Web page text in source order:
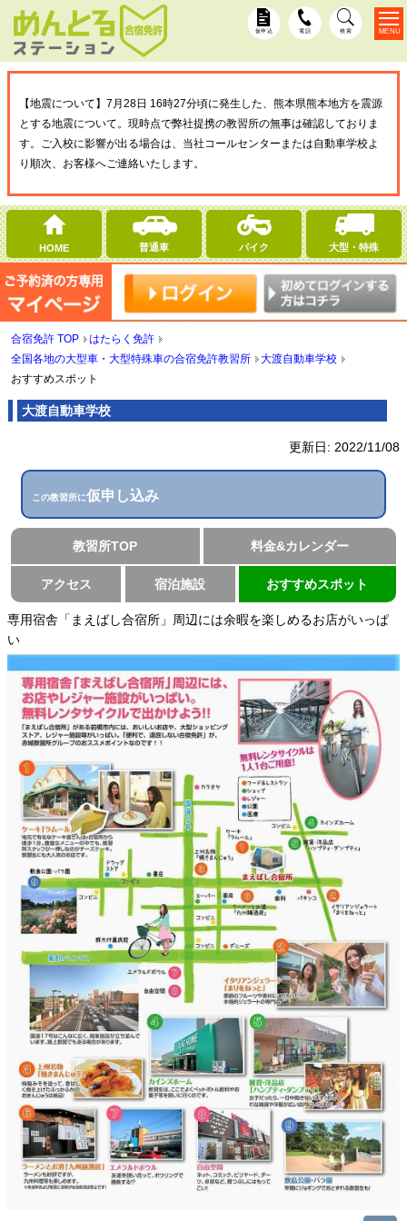
仮申込 電話 検索
【地震について】7月28日 16時27分頃に発生した、熊本県熊本地方を震源
とする地震について。現時点で弊社提携の教習所の無事は確認しておりま
す。ご入校に影響が出る場合は、当社コールセンターまたは自動車学校よ
り順次、お客様へご連絡いたします。
HOME 普通車 バイク 大型・特殊
MENU
合宿免許 TOP
はたらく免許
全国各地の大型車・大型特殊車の合宿免許教習所
大渡自動車学校
おすすめスポット
大渡自動車学校
更新日: 2022/11/08
この教習所に仮申し込み
教習所TOP 料金&カレンダー
アクセス 宿泊施設 おすすめスポット
専用宿舎「まえばし合宿所」周辺には余暇を楽しめるお店がいっぱ
い